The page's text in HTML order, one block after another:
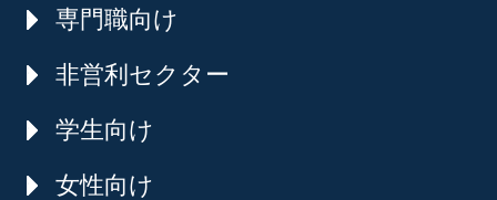
専門職向け
非営利セクター
学生向け
女性向け